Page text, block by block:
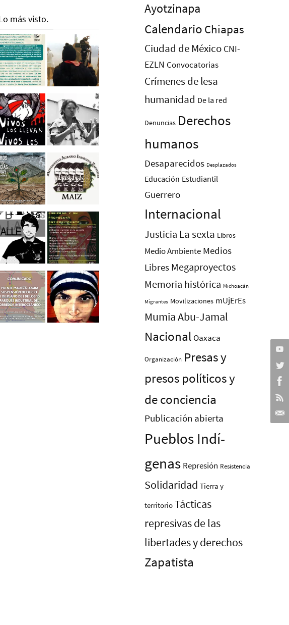
más visto.
Ayotzinapa
Calendario Chiapas
Ciudad de México CNI-
EZLN Convocatorias
Crímenes de lesa
humanidad De la red
Denuncias Derechos
humanos
Desaparecidos Desplazados
Educación Estudiantil
Guerrero
Internacional
Justicia La sexta Libros
Medio Ambiente Medios
Libres Megaproyectos
Memoria histórica Michoacán
Migrantes Movilizaciones mUjErEs
Mumia Abu-Jamal
Nacional Oaxaca
Organización Presas y
presos polí­ticos y
de conciencia
Publicación abierta
Pueblos Indí­
genas Represión Resistencia
Solidaridad Tierra y
territorio Tácticas
represivas de las
libertades y derechos
Zapatista